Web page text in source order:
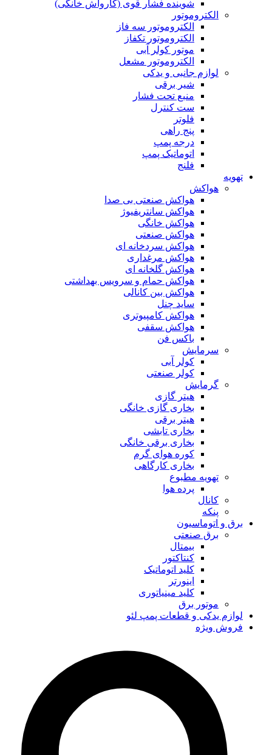
شوینده فشار قوی (کارواش خانگی)
الکتروموتور
الکتروموتور سه فاز
الکتروموتور تکفاز
موتور کولر آبی
الکتروموتور مشعل
لوازم جانبی و یدکی
شیر برقی
منبع تحت فشار
ست کنترل
فلوتر
پنج راهی
درجه پمپ
اتوماتیک پمپ
فلنج
تهویه
هواکش
هواکش صنعتی بی صدا
هواکش سانتریفیوژ
هواکش خانگی
هواکش صنعتی
هواکش سردخانه ای
هواکش مرغداری
هواکش گلخانه ای
هواکش حمام و سرویس بهداشتی
هواکش بین کانالی
ساید چنل
هواکش کامپیوتری
هواکش سقفی
باکس فن
سرمایش
کولر آبی
کولر صنعتی
گرمایش
هیتر گازی
بخاری گازی خانگی
هیتر برقی
بخاری تابشی
بخاری برقی خانگی
کوره هوای گرم
بخاری کارگاهی
تهویه مطبوع
پرده هوا
کانال
پنکه
برق و اتوماسیون
برق صنعتی
بیمتال
کنتاکتور
کلید اتوماتیک
اینورتر
کلید مینیاتوری
موتور برق
لوازم یدکی و قطعات پمپ لئو
فروش ویژه